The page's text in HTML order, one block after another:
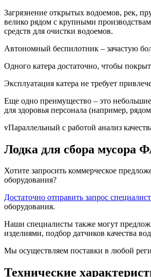
Загрязнение открытых водоемов, рек,
велико рядом с крупными
средств для очистки водоемов.
Автономный беспилотник – зачастую
Одного катера достаточно, чтобы
Эксплуатация катера не требует
Еще одно преимущество – это
для здоровья персонала (например,
vПараллельный с работой анализ
Лодка для сбора мусора
Хотите запросить коммерческое
оборудования?
Достаточно отправить запрос
оборудования.
Наши специалисты также могут
изделиями, подбор датчиков качества
Мы осуществляем поставки в любой
Технические